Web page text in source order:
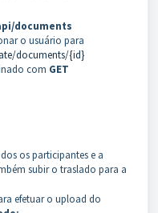
documents
o usuário para
documents/{id}
com GET
os participantes e a
subir o traslado para a
efetuar o upload do